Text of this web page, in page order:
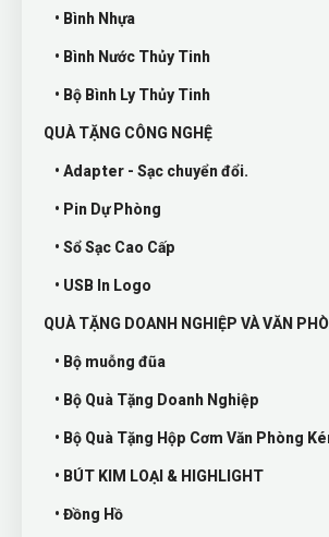
• Bình Nhựa
• Bình Nước Thủy Tinh
• Bộ Bình Ly Thủy Tinh
QUÀ TẶNG CÔNG NGHỆ
• Adapter - Sạc chuyển đổi.
• Pin Dự Phòng
• Sổ Sạc Cao Cấp
• USB In Logo
QUÀ TẶNG DOANH NGHIỆP VÀ VĂN
• Bộ muỗng đũa
• Bộ Quà Tặng Doanh Nghiệp
• Bộ Quà Tặng Hộp Cơm Văn Phòng
• BÚT KIM LOẠI & HIGHLIGHT
• Đồng Hồ